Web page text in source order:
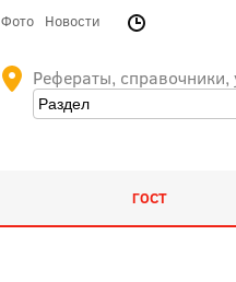
Фото Новости
Рефераты, справочники,
ГОСТ